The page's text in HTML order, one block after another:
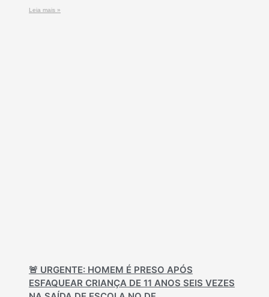
Leia mais »
🚨 URGENTE: HOMEM É PRESO APÓS
ESFAQUEAR CRIANÇA DE 11 ANOS SEIS VEZES